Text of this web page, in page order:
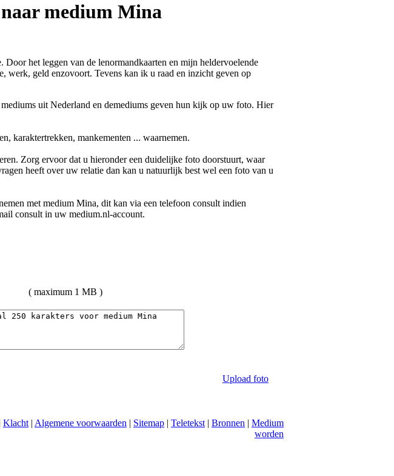
medium Mina
het leggen van de lenormandkaarten en mijn heldervoelende
werk, geld enzovoort. Tevens kan ik u raad en inzicht geven op
uit Nederland en demediums geven hun kijk op uw foto. Hier
karaktertrekken, mankementen ... waarnemen.
Zorg ervoor dat u hieronder een duidelijke foto doorstuurt, waar
heeft over uw relatie dan kan u natuurlijk best wel een foto van u
met medium Mina, dit kan via een telefoon consult indien
consult in uw medium.nl-account.
( maximum 1 MB )
Upload foto
Klacht | Algemene voorwaarden | Sitemap | Teletekst | Bronnen | Medium
worden